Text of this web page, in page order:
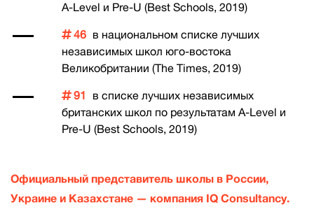
A-Level и Pre-U (Best Schools, 2019)
46 в национальном списке лучших
независимых школ юго-востока
Великобритании (The Times, 2019)
91 в списке лучших независимых
британских школ по результатам A-Level и
Pre-U (Best Schools, 2019)
Официальный представитель школы в России,
Украине и Казахстане — компания IQ Сonsultancy.